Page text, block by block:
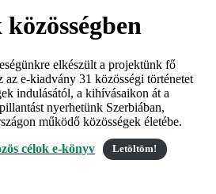
elkészült a projektünk fő
az e-kiadvány 31 közösségi történetet
indulásától, a kihívásaikon át a
nyerhetünk Szerbiában,
működő közösségek életébe.
célok e-könyv
Letöltöm!